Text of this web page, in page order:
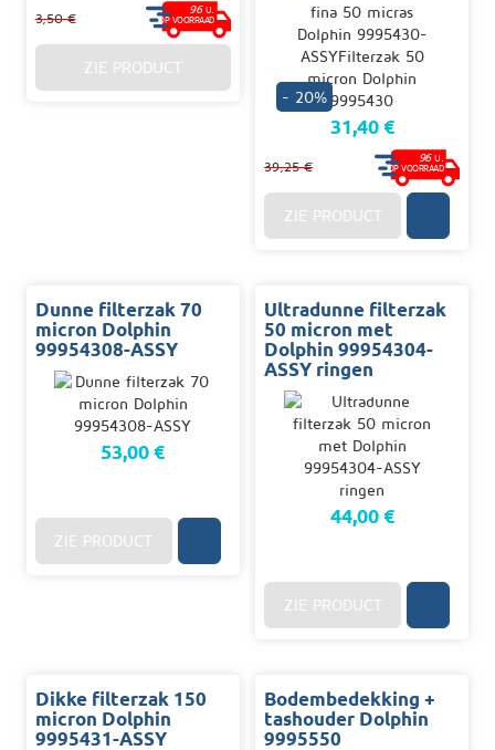
3,50 €
96 U.
OP VOORRAAD
ZIE PRODUCT
- 20%
31,40 €
39,25 €
96U.
OP VOORRAAD
ZIE PRODUCT
Dunne filterzak 70
micron Dolphin
99954308-ASSY
53,00 €
ZIE PRODUCT
Ultradunne filterzak
50 micron met
Dolphin 99954304-
ASSY ringen
44,00 €
ZIE PRODUCT
Dikke filterzak 150
micron Dolphin
9995431-ASSY
Bodembedekking +
tashouder Dolphin
9995550